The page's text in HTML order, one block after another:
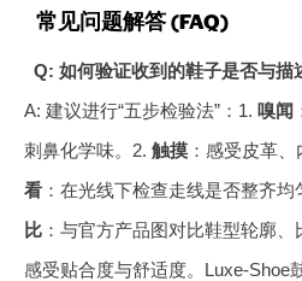
常见问题解答 (FAQ)
Q: 如何验证收到的鞋子是否与描
A: 建议进行“五步检验法”：1. 嗅闻
刺鼻化学味。2. 触摸 ：感受皮革
看 ：在光线下检查走线是否整齐
比 ：与官方产品图对比鞋型轮廓
感受贴合度与舒适度。Luxe-Shoe